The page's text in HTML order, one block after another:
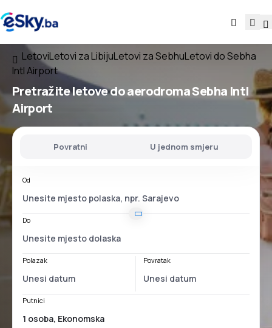
LetoviLetovi za LibijuLetovi za SebhuLetovi do Sebha
Intl Airport
Pretražite letovedoaerodromaSebha Intl
Airport
Povratni U jednom smjeru
Od
Do
Polazak Povratak
Putnici